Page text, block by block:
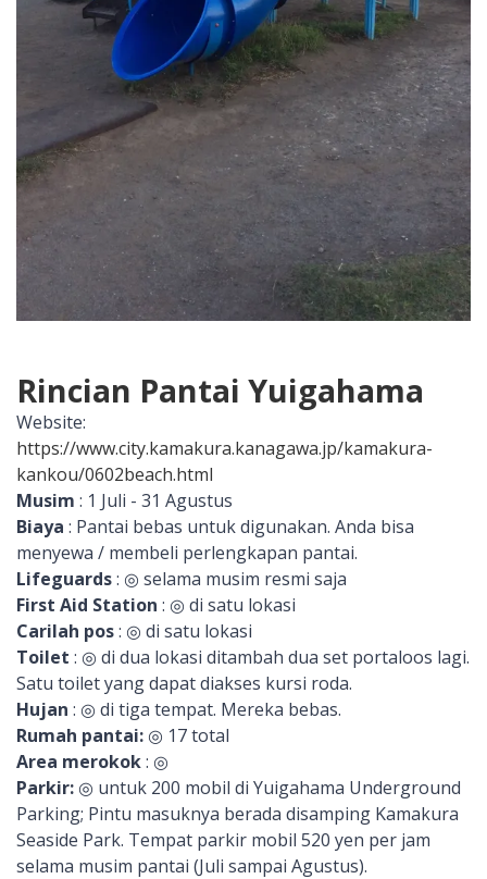
Rincian Pantai Yuigahama
Website:
https://www.city.kamakura.kanagawa.jp/kamakura-
kankou/0602beach.html
Musim : 1 Juli - 31 Agustus
Biaya : Pantai bebas untuk digunakan. Anda bisa
menyewa / membeli perlengkapan pantai.
Lifeguards: ◎ selama musim resmi saja
First Aid Station : ◎ di satu lokasi
Carilah pos: ◎ di satu lokasi
Toilet : ◎ di dua lokasi ditambah dua set portaloos lagi.
Satu toilet yang dapat diakses kursi roda.
Hujan : ◎ di tiga tempat. Mereka bebas.
Rumah pantai: ◎ 17 total
Area merokok: ◎
Parkir: ◎ untuk 200 mobil di Yuigahama Underground
Parking; Pintu masuknya berada disamping Kamakura
Seaside Park. Tempat parkir mobil 520 yen per jam
selama musim pantai (Juli sampai Agustus).